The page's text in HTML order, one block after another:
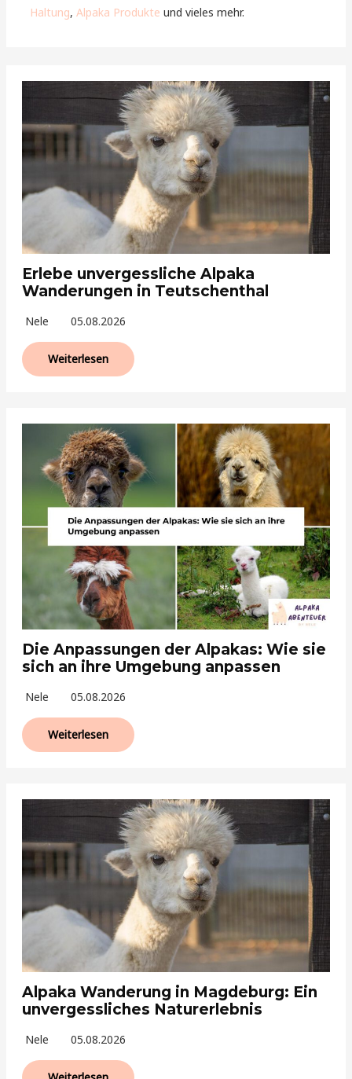
Haltung,Alpaka Produkte und vieles mehr.
Erlebe unvergessliche Alpaka
Wanderungen in Teutschenthal
Nele 05.08.2026
Weiterlesen
Die Anpassungen der Alpakas: Wie sie
sich an ihre Umgebung anpassen
Nele 05.08.2026
Weiterlesen
Alpaka Wanderung in Magdeburg: Ein
unvergessliches Naturerlebnis
Nele 05.08.2026